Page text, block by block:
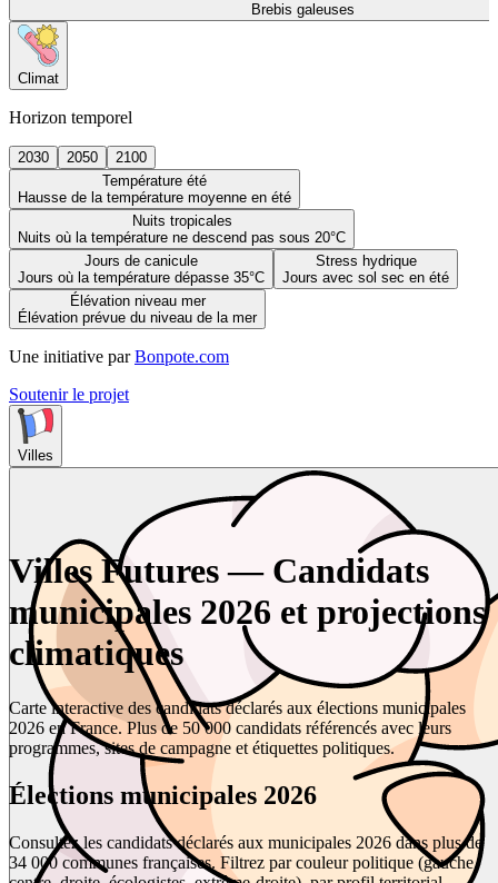
Brebis galeuses
Climat
Horizon temporel
2030 2050
2100
Température été
Hausse de la température moyenne en été
Nuits tropicales
Nuits où la température ne descend pas sous 20°C
Jours de canicule
Jours où la température dépasse 35°C
Stress hydrique
Jours avec sol sec en été
Élévation niveau mer
Élévation prévue du niveau de la mer
Une initiative par Bonpote.com
Soutenir le projet
Villes
Villes Futures — Candidats
municipales 2026 et projections
climatiques
Carte interactive des candidats déclarés aux élections municipales
2026 en France. Plus de 50 000 candidats référencés avec leurs
programmes, sites de campagne et étiquettes politiques.
Élections municipales 2026
Consultez les candidats déclarés aux municipales 2026 dans plus de
34 000 communes françaises. Filtrez par couleur politique (gauche,